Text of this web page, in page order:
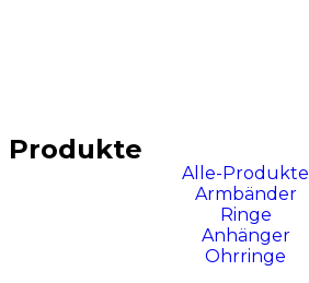
Produkte
Alle-Produkte
Armbänder
Ringe
Anhänger
Ohrringe